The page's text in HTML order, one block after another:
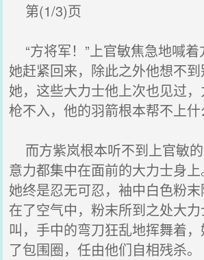
第(1/3)页
“方将军！”上官敏焦急地喊
她赶紧回来，除此之外他想不
她，这些大力士他上次也见过
枪不入，他的羽箭根本帮不上什
而方紫岚根本听不到上官敏
意力都集中在面前的大力士身
她终是忍无可忍，袖中白色粉
在了空气中，粉末所到之处大
叫，手中的弯刀狂乱地挥舞着
了包围圈，任由他们自相残杀。